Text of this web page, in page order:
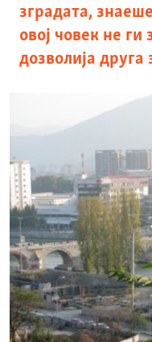
зградата,
овој човек не
дозволија друга